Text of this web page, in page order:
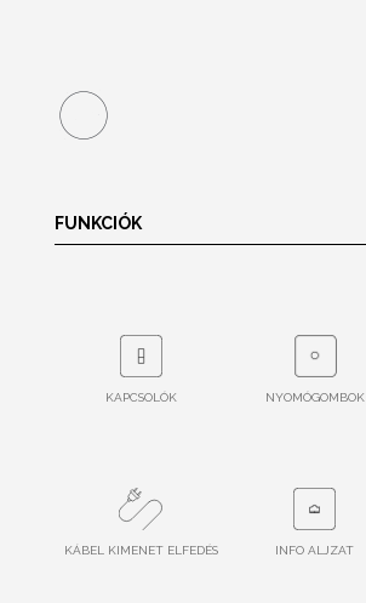
KAPCSOLÓK NYOMÓGOMBOK
KÁBEL KIMENET ELFEDÉS INFO ALJZAT
FUNKCIÓK